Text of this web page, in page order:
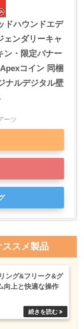
ドハウンドエデ
ェンダリーキャ
ン・限定バナー
コイン 同梱
ナルデジタル壁
ーツ
スメ製品
ング&フリーク&グ
向上と快適な操作